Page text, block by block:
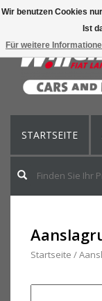
STARTSEITE
Startseite /
Wir benutzen Cookies
Ist
Für weitere